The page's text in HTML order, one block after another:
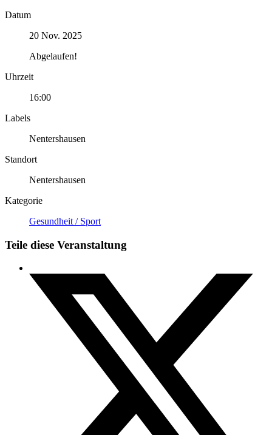
Datum
20 Nov. 2025
Abgelaufen!
Uhrzeit
16:00
Labels
Nentershausen
Standort
Nentershausen
Kategorie
Gesundheit / Sport
Teile diese Veranstaltung